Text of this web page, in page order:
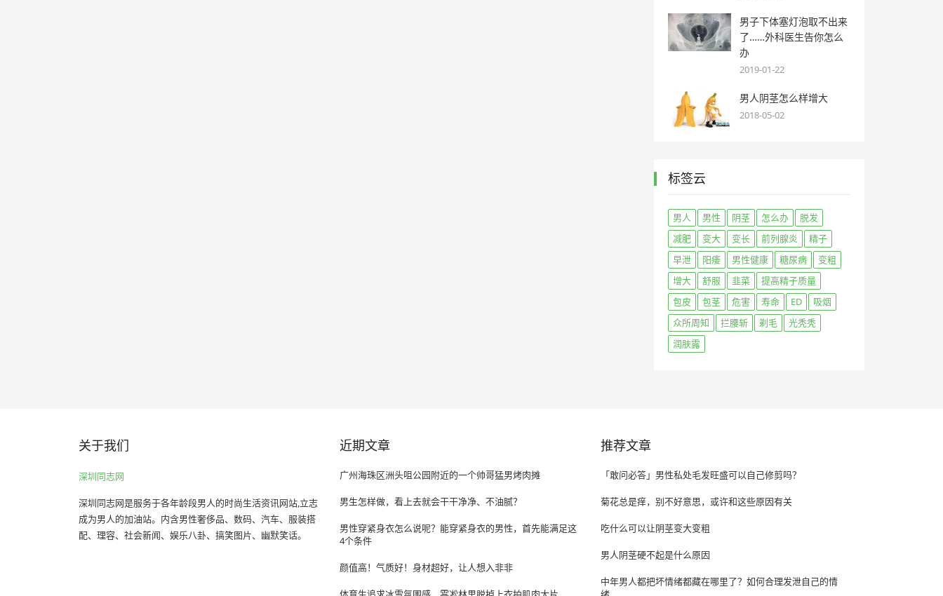
男子下体塞灯泡取不出来
了……外科医生告你怎么
办
2019-01-22
男人阴茎怎么样增大
2018-05-02
标签云
男人 男性 阴茎 怎么办
脱发
减肥
变大 变长 前列腺炎
精子
早泄
阳痿 男性健康 糖尿病
变粗
增大
舒服 韭菜
提高精子质量
包皮
包茎 危害 寿命 ED
吸烟
众所周知
拦腰斩 剃毛
光秃秃
润肤露
关于我们
深圳同志网
深圳同志网是服务于各年龄段男人的时尚生活资讯网站,立志
成为男人的加油站。内含男性奢侈品、数码、汽车、服装搭
配、理容、社会新闻、娱乐八卦、搞笑图片、幽默笑话。
近期文章
广州海珠区洲头咀公园附近的一个帅哥猛男烤肉摊
男生怎样做，看上去就会干干净净、不油腻？
男性穿紧身衣怎么说呢？能穿紧身衣的男性，首先能满足这
4个条件
颜值高！气质好！身材超好，让人想入非非
推荐文章
「敢问必答」男性私处毛发旺盛可以自己修剪吗？
菊花总是痒，别不好意思，或许和这些原因有关
吃什么可以让阴茎变大变粗
男人阴茎硬不起是什么原因
中年男人都把坏情绪都藏在哪里了？如何合理发泄自己的情